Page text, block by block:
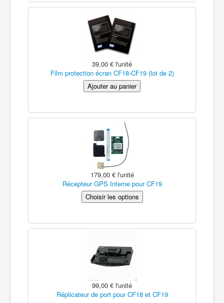
39,00 € l'unité
Film protection écran CF18-CF19 (lot de 2)
179,00 € l'unité
Récepteur GPS Interne pour CF19
99,00 € l'unité
Réplicateur de port pour CF18 et CF19